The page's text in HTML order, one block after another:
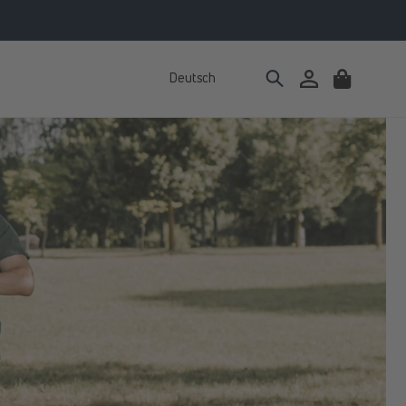
Deutsch EinloggenWarenkorb